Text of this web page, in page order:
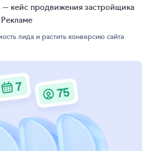
— кейс продвижения застройщика
лида и растить конверсию сайта